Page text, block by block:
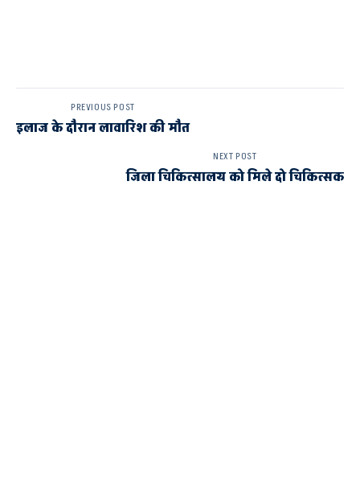
PREVIOUS POST
इलाज के दौरान लावारिश की मौत
NEXT POST
जिला चिकित्सालय को मिले दो चिकित्सक